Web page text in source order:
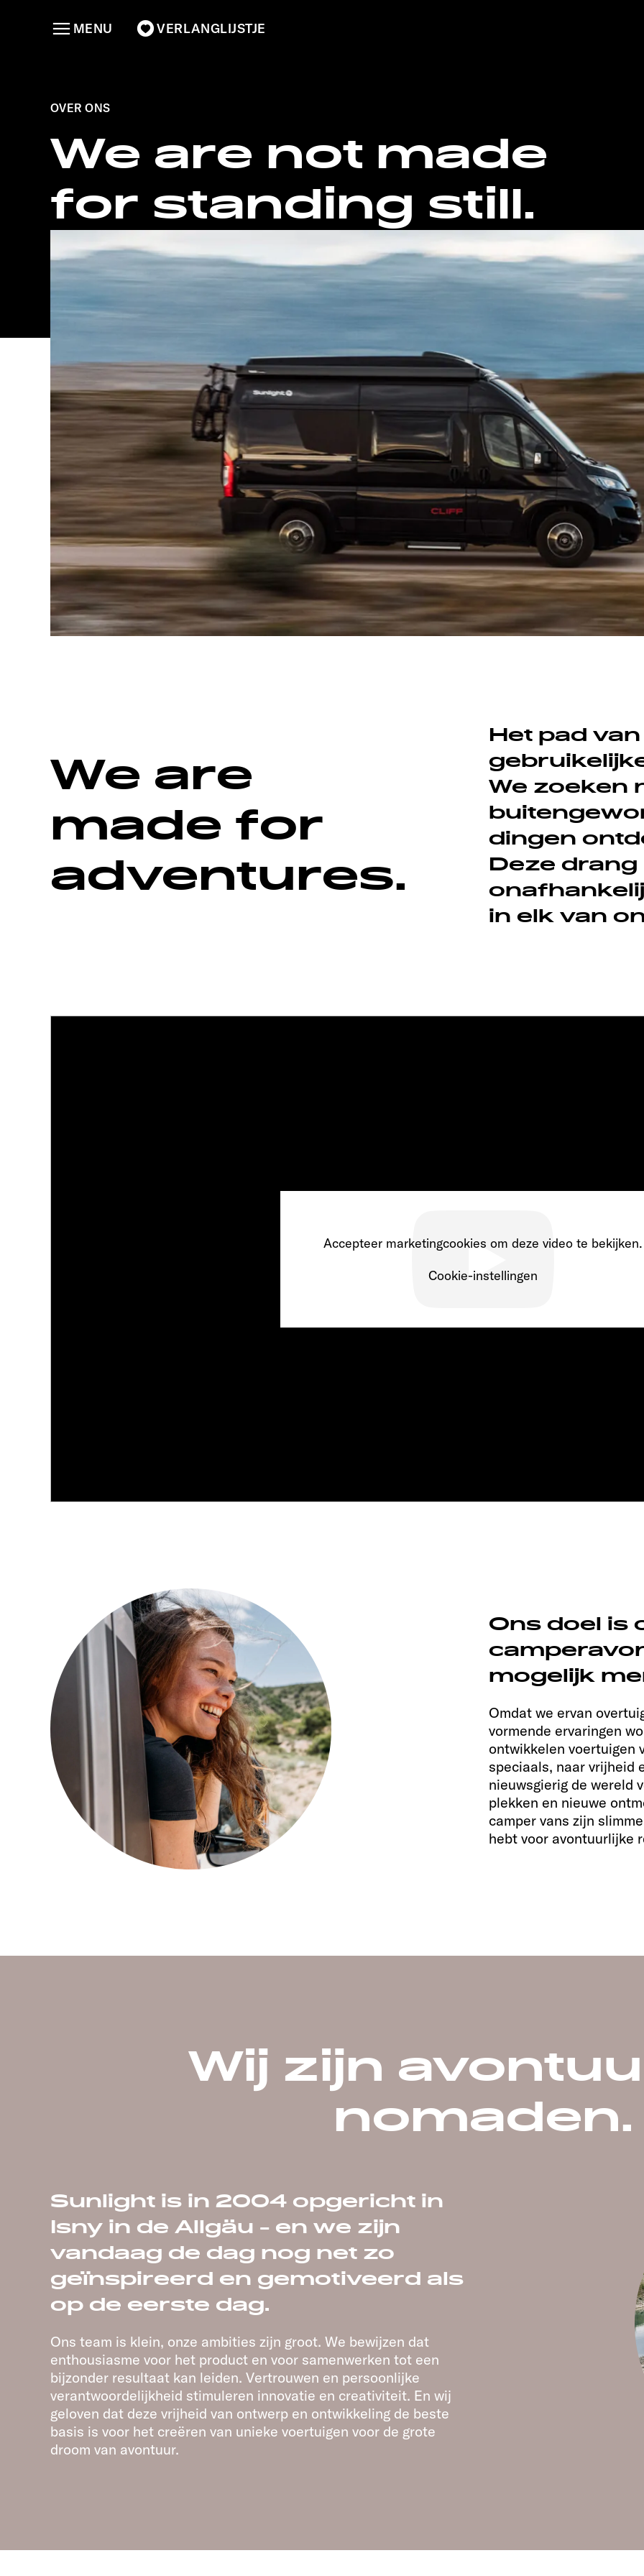
VERLANGLIJSTJE
MENU
OVER ONS
We are not made
for standing still.
Het pad
We zoeken
dingen
Deze drang
in elk van
We are
made for
adventures.
Accepteer marketingcookies om deze video te bekijken.
Cookie-instellingen
Ons doel is
mogelijk
Omdat we ervan
vormende ervaringen
ontwikkelen voertuigen
speciaals, naar vrijheid
nieuwsgierig de wereld
plekken en nieuwe
camper vans zijn
hebt voor avontuurlijke
Wij zijn
nomaden.
Sunlight is in 2004 opgericht in
Isny in de Allgäu - en we zijn
vandaag de dag nog net zo
geïnspireerd en gemotiveerd als
op de eerste dag.
Ons team is klein, onze ambities zijn groot. We bewijzen dat
enthousiasme voor het product en voor samenwerken tot een
bijzonder resultaat kan leiden. Vertrouwen en persoonlijke
verantwoordelijkheid stimuleren innovatie en creativiteit. En wij
geloven dat deze vrijheid van ontwerp en ontwikkeling de beste
basis is voor het creëren van unieke voertuigen voor de grote
droom van avontuur.